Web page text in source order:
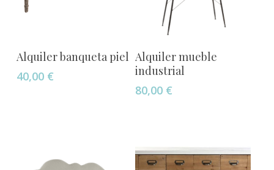
Añadir Al Carrito
Alquiler banqueta piel
40,00 €
Añadir Al Carrito
Alquiler mueble
industrial
80,00 €